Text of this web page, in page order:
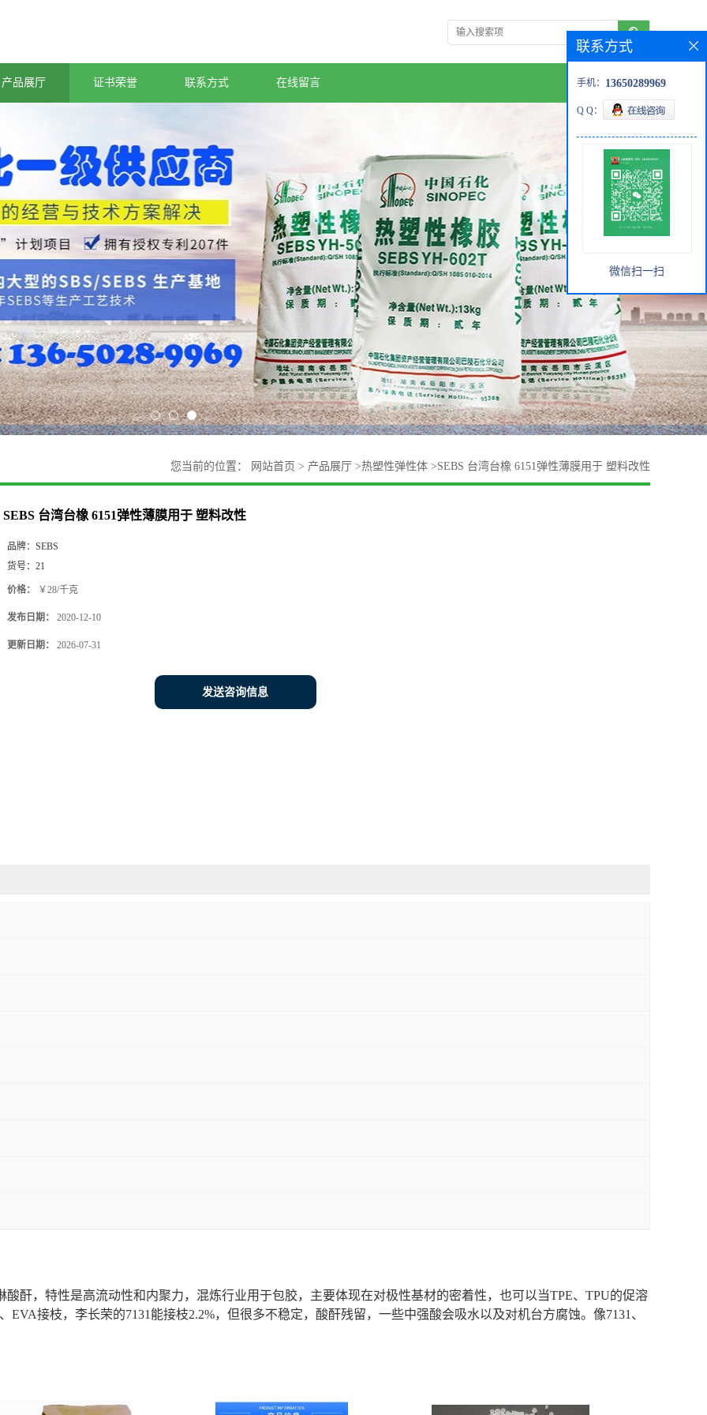
产品展厅 证书荣誉 联系方式 在线留言
您当前的位置： 网站首页 > 产品展厅 >热塑性弹性体 >SEBS 台湾台橡 6151弹性薄膜用于 塑料改性
SEBS 台湾台橡 6151弹性薄膜用于 塑料改性
品牌： SEBS
货号： 21
价格： ￥28/千克
发布日期： 2020-12-10
更新日期： 2026-07-31
发送咨询信息
酸酐，特性是高流动性和内聚力，混炼行业用于包胶，主要体现在对极性基材的密着性，也可以当TPE、TPU的促溶
EVA接枝，李长荣的7131能接枝2.2%，但很多不稳定，酸酐残留，一些中强酸会吸水以及对机台方腐蚀。像7131、
联系方式
手机： 13650289969
Q Q：
微信扫一扫